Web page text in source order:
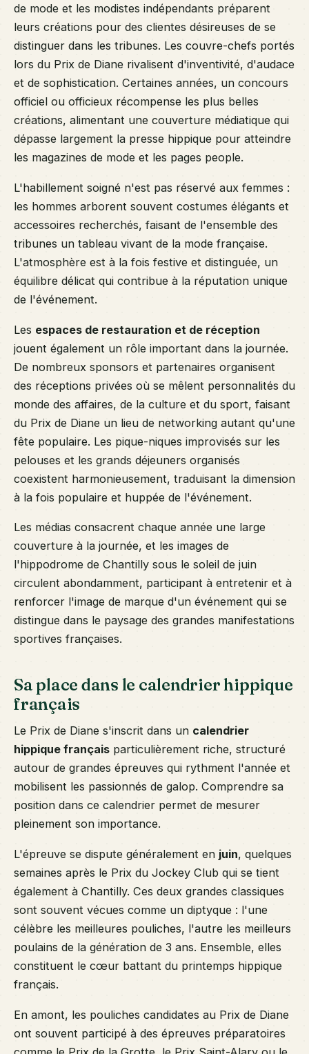
de mode et les modistes indépendants préparent
leurs créations pour des clientes désireuses de se
distinguer dans les tribunes. Les couvre-chefs portés
lors du Prix de Diane rivalisent d'inventivité, d'audace
et de sophistication. Certaines années, un concours
officiel ou officieux récompense les plus belles
créations, alimentant une couverture médiatique qui
dépasse largement la presse hippique pour atteindre
les magazines de mode et les pages people.
L'habillement soigné n'est pas réservé aux femmes :
les hommes arborent souvent costumes élégants et
accessoires recherchés, faisant de l'ensemble des
tribunes un tableau vivant de la mode française.
L'atmosphère est à la fois festive et distinguée, un
équilibre délicat qui contribue à la réputation unique
de l'événement.
Les espaces de restauration et de réception
jouent également un rôle important dans la journée.
De nombreux sponsors et partenaires organisent
des réceptions privées où se mêlent personnalités du
monde des affaires, de la culture et du sport, faisant
du Prix de Diane un lieu de networking autant qu'une
fête populaire. Les pique-niques improvisés sur les
pelouses et les grands déjeuners organisés
coexistent harmonieusement, traduisant la dimension
à la fois populaire et huppée de l'événement.
Les médias consacrent chaque année une large
couverture à la journée, et les images de
l'hippodrome de Chantilly sous le soleil de juin
circulent abondamment, participant à entretenir et à
renforcer l'image de marque d'un événement qui se
distingue dans le paysage des grandes manifestations
sportives françaises.
Sa place dans le calendrier hippique
français
Le Prix de Diane s'inscrit dans un calendrier
hippique français particulièrement riche, structuré
autour de grandes épreuves qui rythment l'année et
mobilisent les passionnés de galop. Comprendre sa
position dans ce calendrier permet de mesurer
pleinement son importance.
L'épreuve se dispute généralement en juin, quelques
semaines après le Prix du Jockey Club qui se tient
également à Chantilly. Ces deux grandes classiques
sont souvent vécues comme un diptyque : l'une
célèbre les meilleures pouliches, l'autre les meilleurs
poulains de la génération de 3 ans. Ensemble, elles
constituent le cœur battant du printemps hippique
français.
En amont, les pouliches candidates au Prix de Diane
ont souvent participé à des épreuves préparatoires